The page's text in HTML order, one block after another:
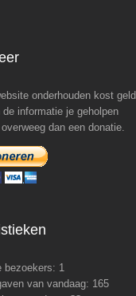
onderhouden kost geld.
de informatie je geholpen
dan een donatie.
bezoekers: 1
van vandaag: 165